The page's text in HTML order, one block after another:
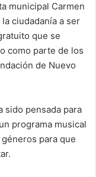
municipal Carmen
ciudadanía a ser
que se
como parte de los
de Nuevo
sido pensada para
programa musical
para que